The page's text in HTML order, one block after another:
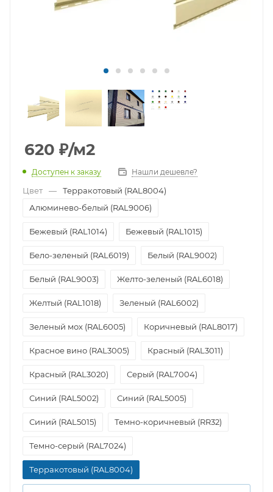
620 ₽/м2
Доступен к заказу Нашли дешевле?
Цвет —
Терракотовый (RAL8004)
Алюминево-белый (RAL9006)
Бежевый (RAL1014) Бежевый (RAL1015)
Бело-зеленый (RAL6019) Белый (RAL9002)
Белый (RAL9003) Желто-зеленый (RAL6018)
Желтый (RAL1018) Зеленый (RAL6002)
Зеленый мох (RAL6005) Коричневый (RAL8017)
Красное вино (RAL3005) Красный (RAL3011)
Красный (RAL3020) Серый (RAL7004)
Синий (RAL5002) Синий (RAL5005)
Синий (RAL5015) Темно-коричневый (RR32)
Темно-серый (RAL7024)
Терракотовый (RAL8004)